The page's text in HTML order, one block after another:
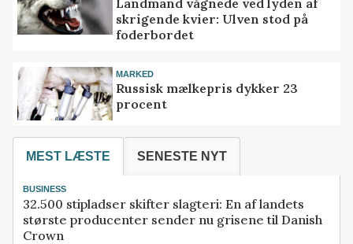
skrigende kvier: Ulven stod på
foderbordet
MARKED
Russisk mælkepris dykker 23
procent
MEST LÆSTE SENESTE NYT
BUSINESS
32.500 stipladser skifter slagteri: En af landets
største producenter sender nu grisene til Danish
Crown